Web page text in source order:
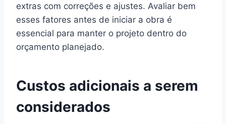
extras com correções e ajustes. Avaliar bem
esses fatores antes de iniciar a obra é
essencial para manter o projeto dentro do
orçamento planejado.
Custos adicionais a serem
considerados